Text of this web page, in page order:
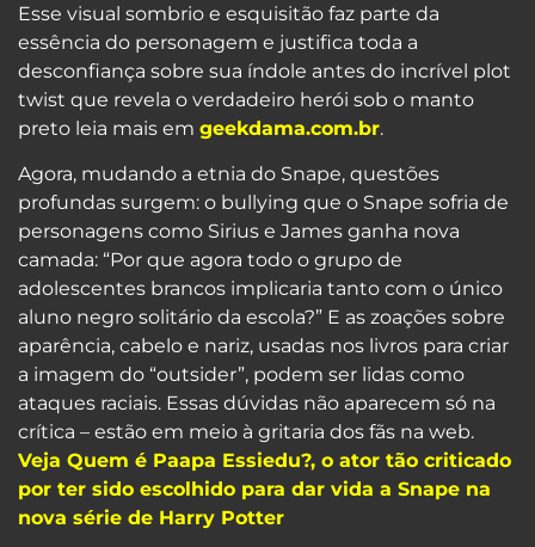
Esse visual sombrio e esquisitão faz parte da
essência do personagem e justifica toda a
desconfiança sobre sua índole antes do incrível plot
twist que revela o verdadeiro herói sob o manto
preto leia mais em geekdama.com.br.
Agora, mudando a etnia do Snape, questões
profundas surgem: o bullying que o Snape sofria de
personagens como Sirius e James ganha nova
camada: “Por que agora todo o grupo de
adolescentes brancos implicaria tanto com o único
aluno negro solitário da escola?” E as zoações sobre
aparência, cabelo e nariz, usadas nos livros para criar
a imagem do “outsider”, podem ser lidas como
ataques raciais. Essas dúvidas não aparecem só na
crítica – estão em meio à gritaria dos fãs na web.
Veja Quem é Paapa Essiedu?, o ator tão criticado
por ter sido escolhido para dar vida a Snape na
nova série de Harry Potter